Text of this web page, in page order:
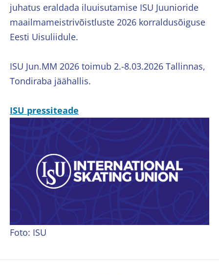
juhatus eraldada iluuisutamise ISU Juunioride
maailmameistrivõistluste 2026 korraldusõiguse
Eesti Uisuliidule.
ISU Jun.MM 2026 toimub 2.-8.03.2026 Tallinnas,
Tondiraba jäähallis.
ISU pressiteade
Foto: ISU